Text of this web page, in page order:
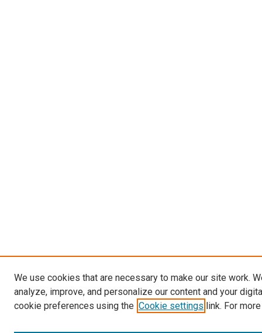
We use cookies that are necessary to make our site work.
analyze, improve, and personalize our content and your
cookie preferences using the Cookie settings link. For